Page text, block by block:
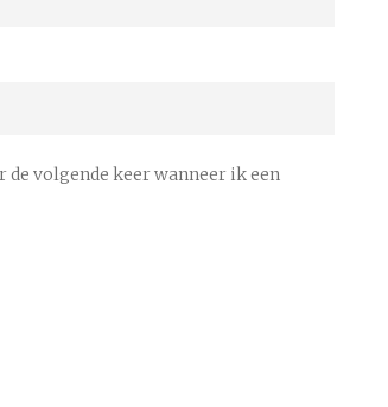
volgende keer wanneer ik een